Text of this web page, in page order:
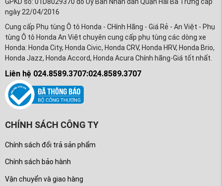
ngày 22/04/2016
Cung cấp Phụ tùng Ô tô Honda - CHính Hãng - Giá Rẻ - An Việt - Phụ
tùng Ô tô Honda An Việt chuyên cung cấp phụ tùng các dòng xe
Honda: Honda City, Honda Civic, Honda CRV, Honda HRV, Honda Brio,
Honda Jazz, Honda Accord, Honda Acura Chính hãng-Giá tốt nhất.
Liên hệ 024.8589.3707:024.8589.3707
CHÍNH SÁCH CÔNG TY
Chính sách đổi trả sản phẩm
Chính sách bảo hành
Vận chuyển và giao hàng